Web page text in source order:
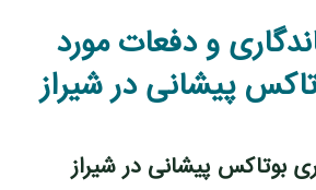
و دفعات مورد
پیشانی در شیراز
بوتاکس پیشانی در شیراز